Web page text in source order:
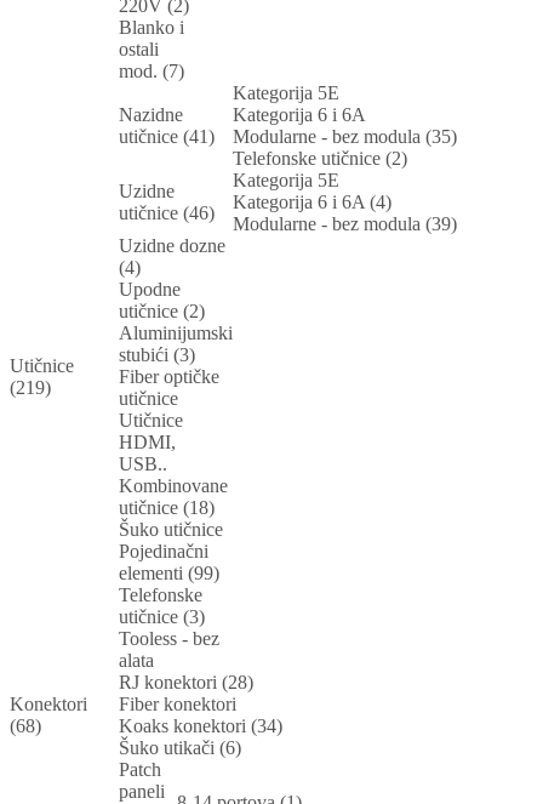
220V (2)
Blanko i
ostali
mod. (7)
Utičnice
(219)
Nazidne
utičnice (41)
Kategorija 5E
Kategorija 6 i 6A
Modularne - bez modula (35)
Telefonske utičnice (2)
Uzidne
utičnice (46)
Kategorija 5E
Kategorija 6 i 6A (4)
Modularne - bez modula (39)
Uzidne dozne
(4)
Upodne
utičnice (2)
Aluminijumski
stubići (3)
Fiber optičke
utičnice
Utičnice
HDMI,
USB..
Kombinovane
utičnice (18)
Šuko utičnice
Pojedinačni
elementi (99)
Telefonske
utičnice (3)
Tooless - bez
alata
Konektori
(68)
RJ konektori (28)
Fiber konektori
Koaks konektori (34)
Šuko utikači (6)
Patch
paneli